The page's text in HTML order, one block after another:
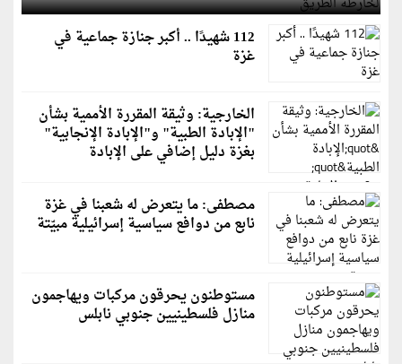
112 شهيدًا .. أكبر جنازة جماعية في
غزة
الخارجية: وثيقة المقررة الأممية بشأن
"الإبادة الطبية" و"الإبادة الإنجابية"
بغزة دليل إضافي على الإبادة
مصطفى: ما يتعرض له شعبنا في غزة
نابع من دوافع سياسية إسرائيلية مبيّتة
مستوطنون يحرقون مركبات ويهاجمون
منازل فلسطينيين جنوبي نابلس